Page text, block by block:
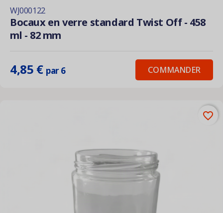
WJ000122
Bocaux en verre standard Twist Off - 458
ml - 82 mm
4,85 € par 6 COMMANDER
favorite_border